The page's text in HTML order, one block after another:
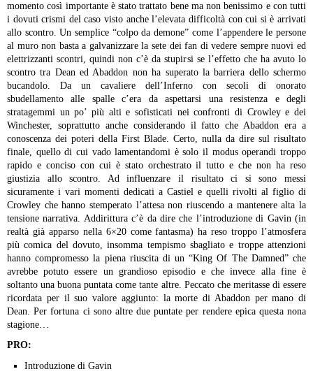
momento così importante è stato trattato bene ma non benissimo e con tutti
i dovuti crismi del caso visto anche l’elevata difficoltà con cui si è arrivati
allo scontro. Un semplice “colpo da demone” come l’appendere le persone
al muro non basta a galvanizzare la sete dei fan di vedere sempre nuovi ed
elettrizzanti scontri, quindi non c’è da stupirsi se l’effetto che ha avuto lo
scontro tra Dean ed Abaddon non ha superato la barriera dello schermo
bucandolo. Da un cavaliere dell’Inferno con secoli di onorato
sbudellamento alle spalle c’era da aspettarsi una resistenza e degli
stratagemmi un po’ più alti e sofisticati nei confronti di Crowley e dei
Winchester, soprattutto anche considerando il fatto che Abaddon era a
conoscenza dei poteri della First Blade. Certo, nulla da dire sul risultato
finale, quello di cui vado lamentandomi è solo il modus operandi troppo
rapido e conciso con cui è stato orchestrato il tutto e che non ha reso
giustizia allo scontro. Ad influenzare il risultato ci si sono messi
sicuramente i vari momenti dedicati a Castiel e quelli rivolti al figlio di
Crowley che hanno stemperato l’attesa non riuscendo a mantenere alta la
tensione narrativa. Addirittura c’è da dire che l’introduzione di Gavin (in
realtà già apparso nella 6×20 come fantasma) ha reso troppo l’atmosfera
più comica del dovuto, insomma tempismo sbagliato e troppe attenzioni
hanno compromesso la piena riuscita di un “King Of The Damned” che
avrebbe potuto essere un grandioso episodio e che invece alla fine è
soltanto una buona puntata come tante altre. Peccato che meritasse di essere
ricordata per il suo valore aggiunto: la morte di Abaddon per mano di
Dean. Per fortuna ci sono altre due puntate per rendere epica questa nona
stagione…
PRO:
Introduzione di Gavin